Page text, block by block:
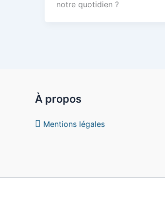
notre quotidien ?
À propos
Mentions légales